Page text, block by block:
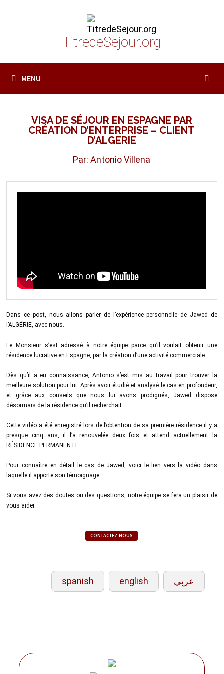
TitredeSejour.org
MENU
VISA DE SÉJOUR EN ESPAGNE PAR
CRÉATION D’ENTERPRISE – CLIENT
D’ALGERIE
Par: Antonio Villena
Dans ce post, nous allons parler de l’expérience personnelle de Jawed de
l’ALGÉRIE, avec nous.
Le Monsieur s’est adressé à notre équipe parce qu’il voulait obtenir une
résidence lucrative en Espagne, par la création d’une activité commerciale.
Dès qu’il a eu connaissance, Antonio s’est mis au travail pour trouver la
meilleure solution pour lui. Après avoir étudié et analysé le cas en profondeur,
et grâce aux conseils que nous lui avons prodigués, Jawed dispose
désormais de la résidence qu’il recherchait.
Cette vidéo a été enregistré lors de l’obtention de sa première résidence il y a
presque cinq ans, il l’a renouvelée deux fois et attend actuellement la
RÉSIDENCE PERMANENTE.
Pour connaître en détail le cas de Jawed, voici le lien vers la vidéo dans
laquelle il apporte son témoignage.
Si vous avez des doutes ou des questions, notre équipe se fera un plaisir de
vous aider.
CONTACTEZ-NOUS
spanish english عربي